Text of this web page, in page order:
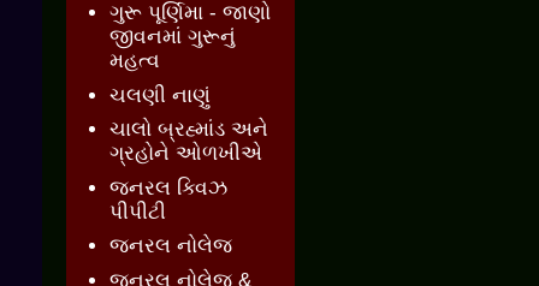
ગુરૂ પૂર્ણિમા - જાણો
જીવનમાં ગુરૂનું
મહત્વ
ચલણી નાણું
ચાલો બ્રહ્માંડ અને
ગ્રહોને ઓળખીએ
જનરલ ક્વિઝ
પીપીટી
જનરલ નોલેજ
જનરલ નોલેજ &